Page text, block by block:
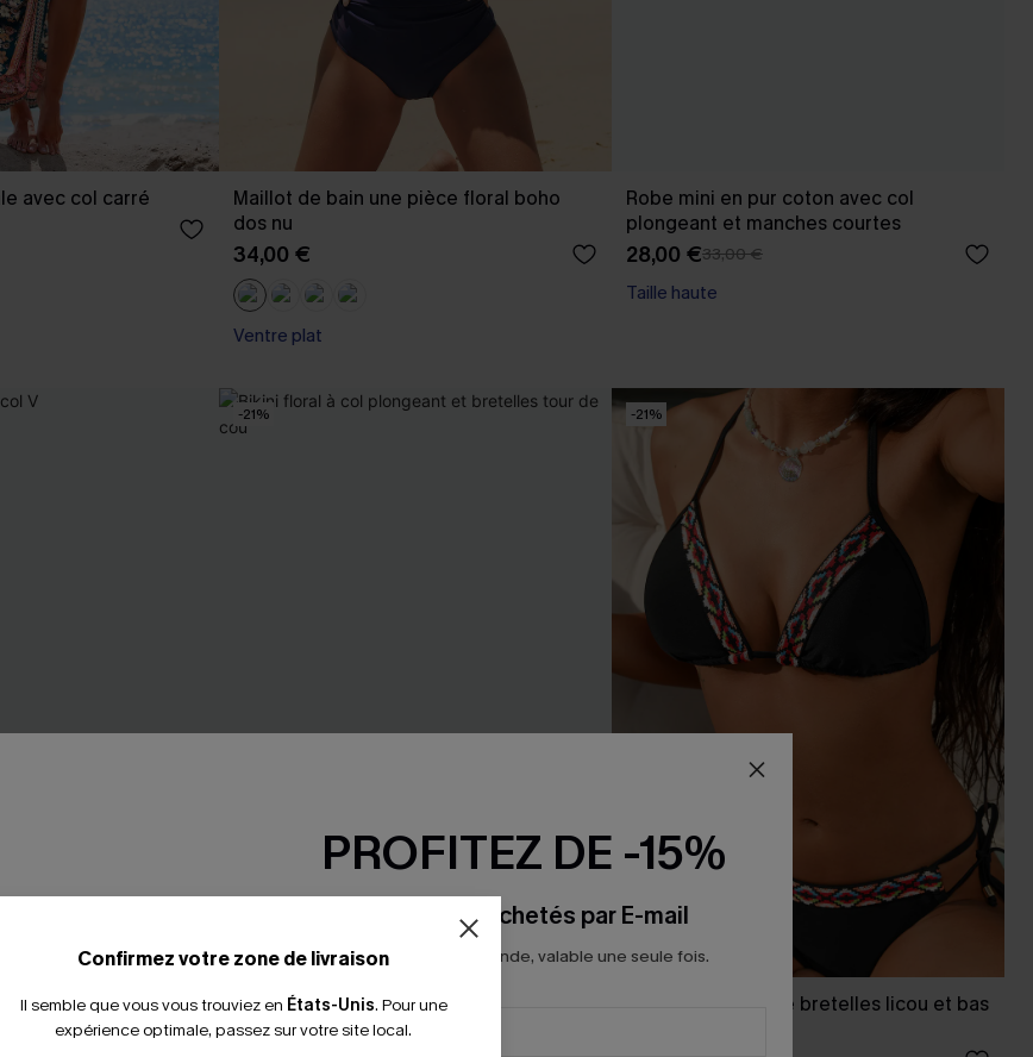
avec col carré
Maillot de bain une pièce floral boho
dos nu
34,00 €
Ventre plat
Robe mini en pur coton avec col
plongeant et manches courtes
28,00 €33,00 €
Taille haute
à col V
-21%
Bikini floral à col plongeant et bretelles
tour de cou
-21%
Bikini géométrique bretelles licou et bas
Confirmez votre zone de livraison
Il semble que vous vous trouviez en États-Unis. Pour une
expérience optimale, passez sur votre site local.
PROFITEZ DE -15%
-15% dès 2 Achetés par E-mail
*Un code par commande, valable une seule fois.